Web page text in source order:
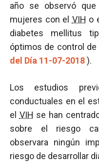
año se observó
mujeres con el VIH o
diabetes mellitus
óptimos de control
del Día 11-07-2018).
Los estudios
conductuales en el
el VIH se han
sobre el riesgo
observara ningún
riesgo de desarrollar